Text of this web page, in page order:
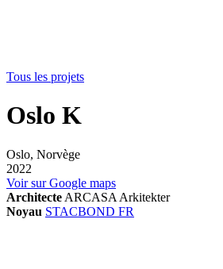
Tous les projets
Oslo K
Oslo, Norvège
2022
Voir sur Google maps
Architecte ARCASA Arkitekter
Noyau STACBOND FR